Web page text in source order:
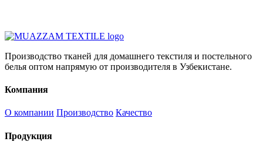
Производство тканей для домашнего текстиля и постельного
белья оптом напрямую от производителя в Узбекистане.
Компания
О компании Производство Качество
Продукция